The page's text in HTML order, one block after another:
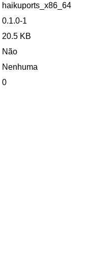
haikuports_x86_64
0.1.0-1
20.5 KB
Não
Nenhuma
0